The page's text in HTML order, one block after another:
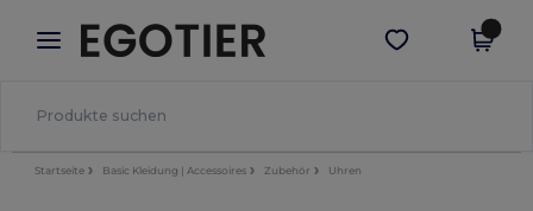
× Egotier App
Bessere Preise in der App!
App holen
Startseite Basic Kleidung | Accessoires Zubehör Uhren